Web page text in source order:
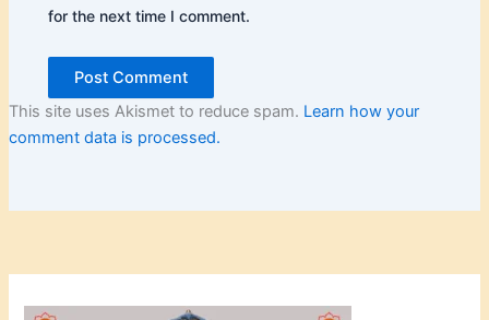
for the next time I comment.
This site uses Akismet to reduce spam. Learn how your
comment data is processed.